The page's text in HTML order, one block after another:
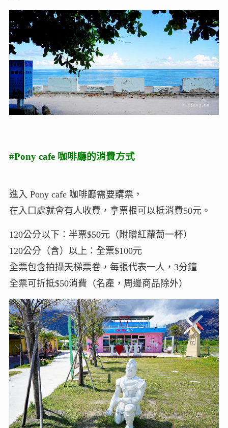
#Pony cafe 咖啡廳的消費方式
進入 Pony cafe 咖啡廳需要購票，
在入口處就會有人收費，拿票根可以抵消費50元。
120公分以下：半票$50元（附贈紅蘿蔔一杯）
120公分（含）以上：全票$100元
全票包含拍攝天梯票卷，每張代表一人，3分鐘
全票可折抵$50消費（名產，周邊商品除外）